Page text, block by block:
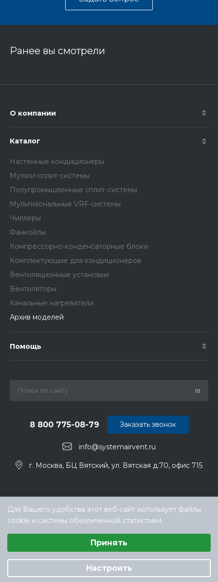
Ранее вы смотрели
О компании
Каталог
Настенные кондиционеры
Мульти-сплит-системы
Полупромышленные сплит-системы
Мультизональные VRF-системы
Чиллеры
Фанкойлы
Компрессорно-конденсаторные блоки
Комплектующие для кондиционеров
Вентиляционные установки
Вентиляторы
Канальные нагреватели
Архив моделей
Помощь
info@systemairvent.ru
8 800 775-08-79
г. Москва, БЦ Вятский, ул. Вятская д.70, офис 715
Заказать звонок
дилер Systemair (Системэйр) в РФ
Для Вашего удобства этот веб-сайт использует файлы
cookie и системы обезличенной статистики.
Принять
Настроить